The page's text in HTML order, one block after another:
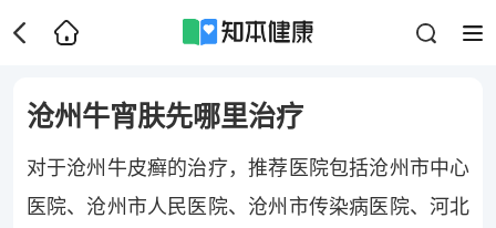
沧州牛宵肤先哪里治疗
对于沧州牛皮癣的治疗，推荐医院包括沧州市中心
医院、沧州市人民医院、沧州市传染病医院、河北